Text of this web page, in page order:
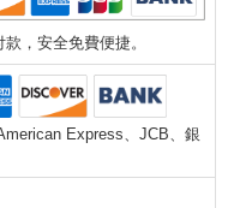
，安全免費便捷。
Express、JCB、銀